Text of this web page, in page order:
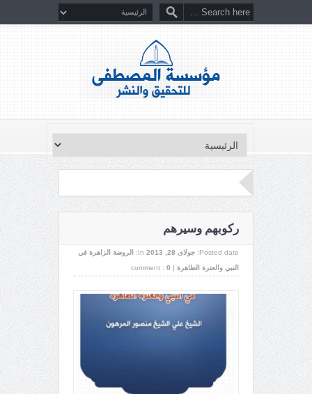
ركوبهم وسيرهم
Posted date: جولای 28, 2013 In:
الروضة الزاهرة في
النبي والعترة الطاهرة |
comment : 0